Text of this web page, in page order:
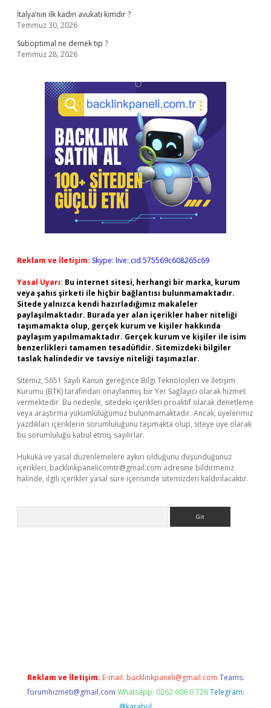
İtalya’nın ilk kadın avukatı kimdir ?
Temmuz 30, 2026
Suboptimal ne demek tıp ?
Temmuz 28, 2026
Reklam ve İletişim: Skype: live:.cid.575569c608265c69
Yasal Uyarı: Bu internet sitesi, herhangi bir marka, kurum
veya şahıs şirketi ile hiçbir bağlantısı bulunmamaktadır.
Sitede yalnızca kendi hazırladığımız makaleler
paylaşılmaktadır. Burada yer alan içerikler haber niteliği
taşımamakta olup, gerçek kurum ve kişiler hakkında
paylaşım yapılmamaktadır. Gerçek kurum ve kişiler ile isim
benzerlikleri tamamen tesadüfidir. Sitemizdeki bilgiler
taslak halindedir ve tavsiye niteliği taşımazlar.
Sitemiz, 5651 Sayılı Kanun gereğince Bilgi Teknolojileri ve İletişim
Kurumu (BTK) tarafından onaylanmış bir Yer Sağlayıcı olarak hizmet
vermektedir. Bu nedenle, sitedeki içerikleri proaktif olarak denetleme
veya araştırma yükümlülüğümüz bulunmamaktadır. Ancak, üyelerimiz
yazdıkları içeriklerin sorumluluğunu taşımakta olup, siteye üye olarak
bu sorumluluğu kabul etmiş sayılırlar.
Hukuka ve yasal düzenlemelere aykırı olduğunu düşündüğünüz
içerikleri, backlinkpanelicomtr@gmail.com adresine bildirmeniz
halinde, ilgili içerikler yasal süre içerisinde sitemizden kaldırılacaktır.
Reklam ve İletişim: E-mail: backlinkpaneli@gmail.com Teams:
forumhizmeti@gmail.com Whatsapp: 0262 606 0 726 Telegram: